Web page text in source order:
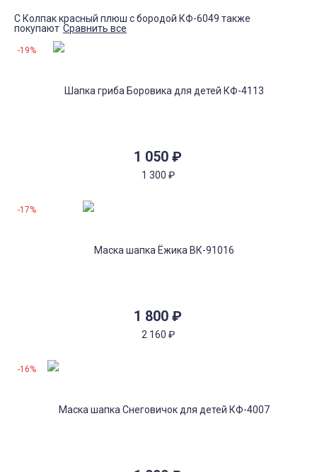
С Колпак красный плюш с бородой КФ-6049 также
покупают Сравнить все
1 050 ₽
1 300 ₽
-19%
1 800 ₽
2 160 ₽
-17%
-16%